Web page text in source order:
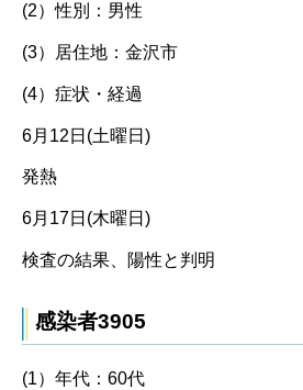
(2）性別：男性
(3）居住地：金沢市
(4）症状・経過
6月12日(土曜日)
発熱
6月17日(木曜日)
検査の結果、陽性と判明
感染者3905
(1）年代：60代